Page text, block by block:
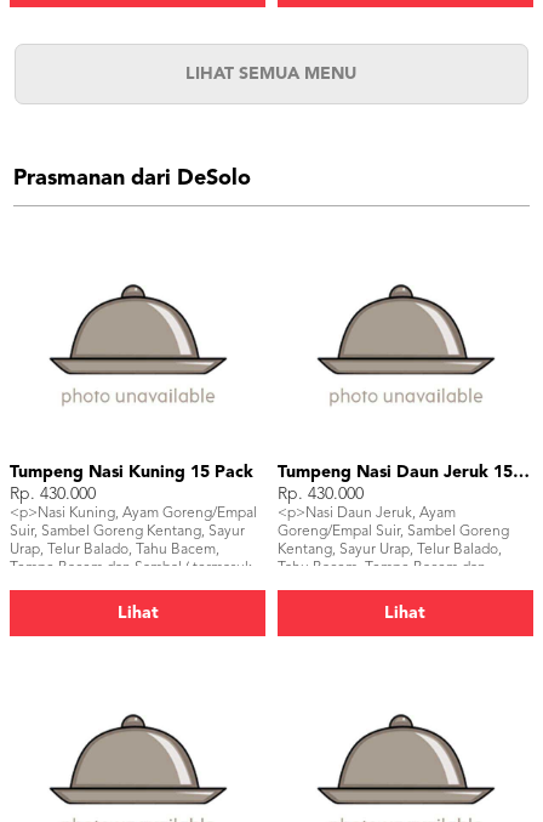
LIHAT SEMUA MENU
Prasmanan dari DeSolo
Tumpeng Nasi Kuning 15 Pack
Rp. 430.000
<p>Nasi Kuning, Ayam Goreng/Empal
Suir, Sambel Goreng Kentang, Sayur
Urap, Telur Balado, Tahu Bacem,
Tempe Bacem dan Sambal ( termasuk
Lihat
Tumpeng Nasi Daun Jeruk 15 Pack
Rp. 430.000
<p>Nasi Daun Jeruk, Ayam
Goreng/Empal Suir, Sambel Goreng
Kentang, Sayur Urap, Telur Balado,
Tahu Bacem, Tempe Bacem dan
pisau tumpeng)</p>Lihat